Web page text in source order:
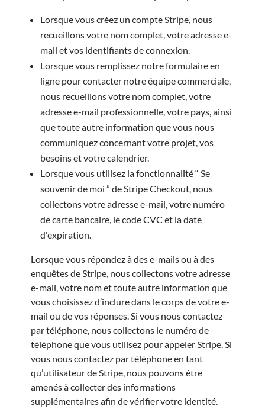
Lorsque vous créez un compte Stripe, nous
recueillons votre nom complet, votre adresse e-
mail et vos identifiants de connexion.
Lorsque vous remplissez notre formulaire en
ligne pour contacter notre équipe commerciale,
nous recueillons votre nom complet, votre
adresse e-mail professionnelle, votre pays, ainsi
que toute autre information que vous nous
communiquez concernant votre projet, vos
besoins et votre calendrier.
Lorsque vous utilisez la fonctionnalité “ Se
souvenir de moi ” de Stripe Checkout, nous
collectons votre adresse e-mail, votre numéro
de carte bancaire, le code CVC et la date
d'expiration.
Lorsque vous répondez à des e-mails ou à des
enquêtes de Stripe, nous collectons votre adresse
e-mail, votre nom et toute autre information que
vous choisissez d’inclure dans le corps de votre e-
mail ou de vos réponses. Si vous nous contactez
par téléphone, nous collectons le numéro de
téléphone que vous utilisez pour appeler Stripe. Si
vous nous contactez par téléphone en tant
qu’utilisateur de Stripe, nous pouvons être
amenés à collecter des informations
supplémentaires afin de vérifier votre identité.